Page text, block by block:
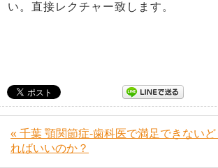
い。直接レクチャー致します。
« 千葉 顎関節症‐歯科医で満足できないど
ればいいのか？